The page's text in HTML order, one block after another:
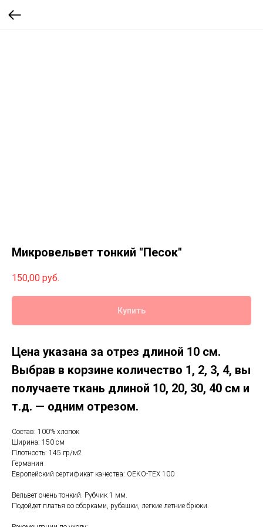
Микровельвет тонкий "Песок"
150,00 руб.
Купить
Цена указана за отрез длиной 10 см.
Выбрав в корзине количество 1, 2, 3, 4, вы
получаете ткань длиной 10, 20, 30, 40 см и
т.д. — одним отрезом.
Состав: 100% хлопок
Ширина: 150 см
Плотность: 145 гр/м2
Германия
Европейский сертификат качества: OEKO-TEX 100
Вельвет очень тонкий. Рубчик 1 мм.
Подойдет платья со сборками, рубашки, легкие летние брюки.